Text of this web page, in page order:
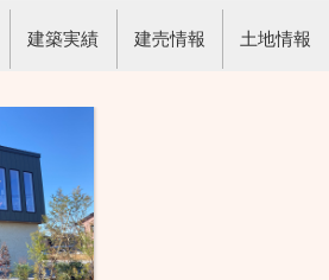
建築実績 建売情報 土地情報